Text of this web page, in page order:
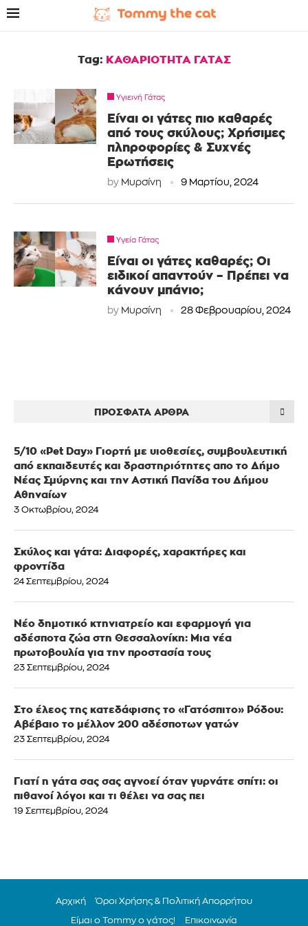
Tag: ΚΑΘΑΡΙΟΤΗΤΑ ΓΑΤΑΣ
Υγιεινή Γάτας
Είναι οι γάτες πιο καθαρές
από τους σκύλους; Χρήσιμες
πληροφορίες & Συχνές
Ερωτήσεις
by Μυρσίνη 9 Μαρτίου, 2024
Υγεία Γάτας
Είναι οι γάτες καθαρές; Οι
ειδικοί απαντούν – Πρέπει να
κάνουν μπάνιο;
by Μυρσίνη 28 Φεβρουαρίου, 2024
ΠΡΌΣΦΑΤΑ ΆΡΘΡΑ
5/10 «Pet Day» Γιορτή με υιοθεσίες, συμβουλευτική
από εκπαιδευτές και δραστηριότητες απο το Δήμο
Νέας Σμύρνης και την Αστική Πανίδα του Δήμου
Αθηναίων
3 Οκτωβρίου, 2024
Σκύλος και γάτα: Διαφορές, χαρακτήρες και
φροντίδα
24 Σεπτεμβρίου, 2024
Νέο δημοτικό κτηνιατρείο και εφαρμογή για
αδέσποτα ζώα στη Θεσσαλονίκη: Μια νέα
πρωτοβουλία για την προστασία τους
23 Σεπτεμβρίου, 2024
Στο έλεος της κατεδάφισης το «Γατόσπιτο» Ρόδου:
Αβέβαιο το μέλλον 200 αδέσποτων γατών
23 Σεπτεμβρίου, 2024
Γιατί η γάτα σας σας αγνοεί όταν γυρνάτε σπίτι: οι
πιθανοί λόγοι και τι θέλει να σας πει
19 Σεπτεμβρίου, 2024
Αρχική Όροι Χρήσης & Πολιτική Απορρήτου
Είμαι ο Tommy ο γάτος! Επικοινωνία